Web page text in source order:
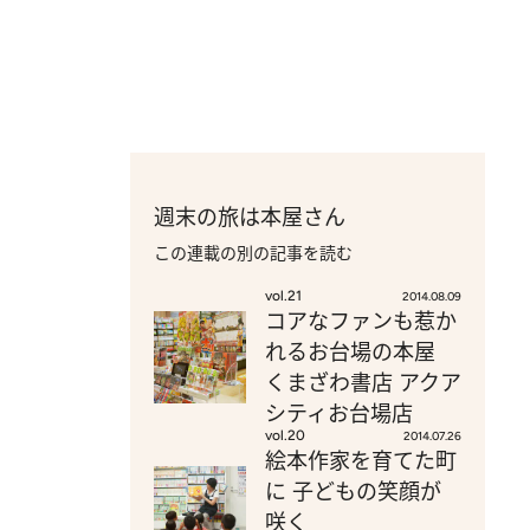
週末の旅は本屋さん
この連載の別の記事を読む
vol.21 2014.08.09
コアなファンも惹か
れるお台場の本屋
くまざわ書店 アクア
シティお台場店
vol.20 2014.07.26
絵本作家を育てた町
に 子どもの笑顔が
咲く